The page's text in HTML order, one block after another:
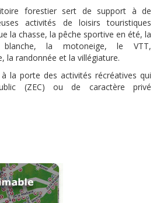
forestier sert de support à de
activités de loisirs touristiques
la chasse, la pêche sportive en été, la
blanche, la motoneige, le VTT,
la randonnée et la villégiature.
la porte des activités récréatives qui
(ZEC) ou de caractère privé